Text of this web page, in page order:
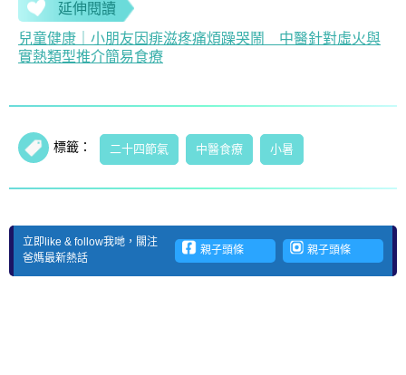
延伸閱讀
兒童健康｜小朋友因痱滋疼痛煩躁哭鬧 中醫針對虛火與
實熱類型推介簡易食療
標籤： 二十四節氣 中醫食療 小暑
立即like & follow我哋，關注
爸媽最新熱話
親子頭條 親子頭條